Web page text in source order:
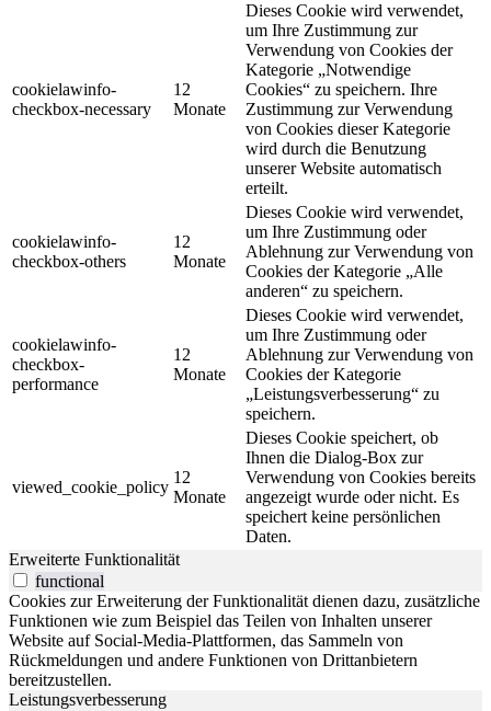
cookielawinfo-
checkbox-necessary
12
Monate
Dieses Cookie wird verwendet,
um Ihre Zustimmung zur
Verwendung von Cookies der
Kategorie „Notwendige
Cookies“ zu speichern. Ihre
Zustimmung zur Verwendung
von Cookies dieser Kategorie
wird durch die Benutzung
unserer Website automatisch
erteilt.
cookielawinfo-
checkbox-others
12
Monate
Dieses Cookie wird verwendet,
um Ihre Zustimmung oder
Ablehnung zur Verwendung von
Cookies der Kategorie „Alle
anderen“ zu speichern.
cookielawinfo-
checkbox-
performance
12
Monate
Dieses Cookie wird verwendet,
um Ihre Zustimmung oder
Ablehnung zur Verwendung von
Cookies der Kategorie
„Leistungsverbesserung“ zu
speichern.
viewed_cookie_policy
12
Monate
Dieses Cookie speichert, ob
Ihnen die Dialog-Box zur
Verwendung von Cookies bereits
angezeigt wurde oder nicht. Es
speichert keine persönlichen
Daten.
Erweiterte Funktionalität
functional
Cookies zur Erweiterung der Funktionalität dienen dazu, zusätzliche
Funktionen wie zum Beispiel das Teilen von Inhalten unserer
Website auf Social-Media-Plattformen, das Sammeln von
Rückmeldungen und andere Funktionen von Drittanbietern
bereitzustellen.
Leistungsverbesserung